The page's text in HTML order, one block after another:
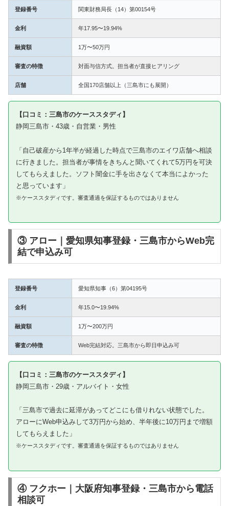
登録番号 関東財務局長（14）第00154号
金利 年17.95〜19.94%
融資額 1万〜50万円
審査の特徴 対面与信方式。担当者が直接ヒアリング
店舗 全国170店舗以上（三島市にも展開）
【口コミ：三島市のケーススタディ】
静岡三島市・43歳・自営業・男性
「自己破産から1年半が経過した時点で三島市のエイワ店舗へ相談
に行きました。担当者が事情をきちんと聞いてくれて5万円を可決
してもらえました。ソフト闇金に手を出さなくて本当によかった
と思っています」
※ケーススタディです。審査通過を保証するものではありません
③ アロー｜愛知県知事登録・三島市からWeb完
結で申込み可
登録番号 愛知県知事（6）第04195号
金利 年15.0〜19.94%
融資額 1万〜200万円
審査の特徴 Web完結対応。三島市から即日申込み可
【口コミ：三島市のケーススタディ】
静岡三島市・29歳・アルバイト・女性
「三島市で過去に延滞があってどこにも借りれない状態でした。
アローにWeb申込みして3万円から始め、半年後に10万円まで増額
してもらえました」
※ケーススタディです。審査通過を保証するものではありません
④ フクホー｜大阪府知事登録・三島市から電話
相談可